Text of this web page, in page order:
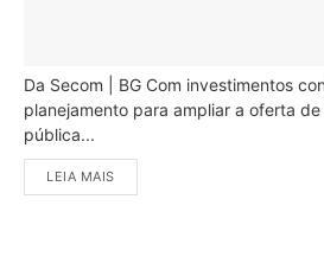
Da Secom | BG Com investimentos
planejamento para ampliar a oferta
pública...
LEIA MAIS